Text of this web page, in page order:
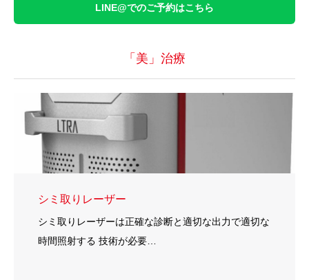
LINE@でのご予約はこちら
「美」治療
シミ取りレーザー
シミ取りレーザーは正確な診断と適切な出力で適切な
時間照射する 技術が必要…